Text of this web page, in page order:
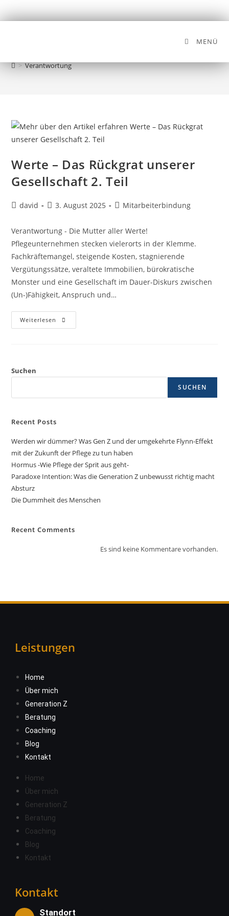
MENÜ
> Verantwortung
Werte – Das Rückgrat unserer
Gesellschaft 2. Teil
david 3. August 2025 Mitarbeiterbindung
Verantwortung - Die Mutter aller Werte!
Pflegeunternehmen stecken vielerorts in der Klemme.
Fachkräftemangel, steigende Kosten, stagnierende
Vergütungssätze, veraltete Immobilien, bürokratische
Monster und eine Gesellschaft im Dauer-Diskurs zwischen
(Un-)Fähigkeit, Anspruch und…
Weiterlesen
Suchen
SUCHEN
Recent Posts
Werden wir dümmer? Was Gen Z und der umgekehrte Flynn-Effekt
mit der Zukunft der Pflege zu tun haben
Hormus -Wie Pflege der Sprit aus geht-
Paradoxe Intention: Was die Generation Z unbewusst richtig macht
Absturz
Die Dummheit des Menschen
Recent Comments
Es sind keine Kommentare vorhanden.
Leistungen
Home
Über mich
Generation Z
Beratung
Coaching
Blog
Kontakt
Home
Über mich
Generation Z
Beratung
Coaching
Blog
Kontakt
Kontakt
Standort